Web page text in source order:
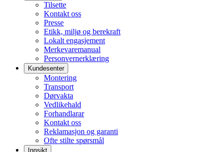
Tilsette
Kontakt oss
Presse
Etikk, miljø og berekraft
Lokalt engasjement
Merkevaremanual
Personvernerklæring
Kundesenter
Montering
Transport
Dørvakta
Vedlikehald
Forhandlarar
Kontakt oss
Reklamasjon og garanti
Ofte stilte spørsmål
Innsikt